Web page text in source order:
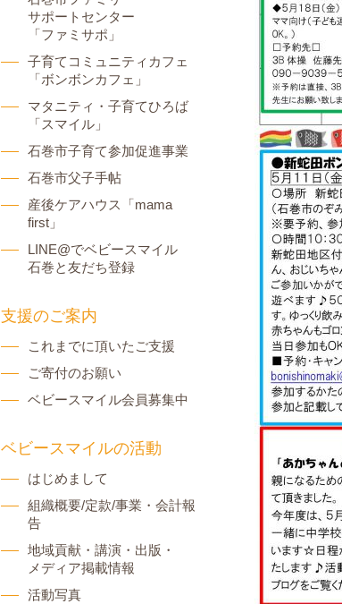
サポートセンター
「ファミサポ」
子育てコミュニティカフェ
「ボンボンカフェ」
マタニティ・子育てひろば
「スマイル」
石巻市子育て参加促進事業
石巻市父子手帖
産後ケアハウス「mama
first」
LINE@でベビースマイル
石巻と友だち登録
支援のご案内
これまでに頂いたご支援
ご寄付のお願い
ベビースマイル会員募集中
ベビースマイルの活動
はじめまして
組織概要/定款/事業・会計報
告
地域貢献・講演・出版・
メディア掲載情報
活動写真